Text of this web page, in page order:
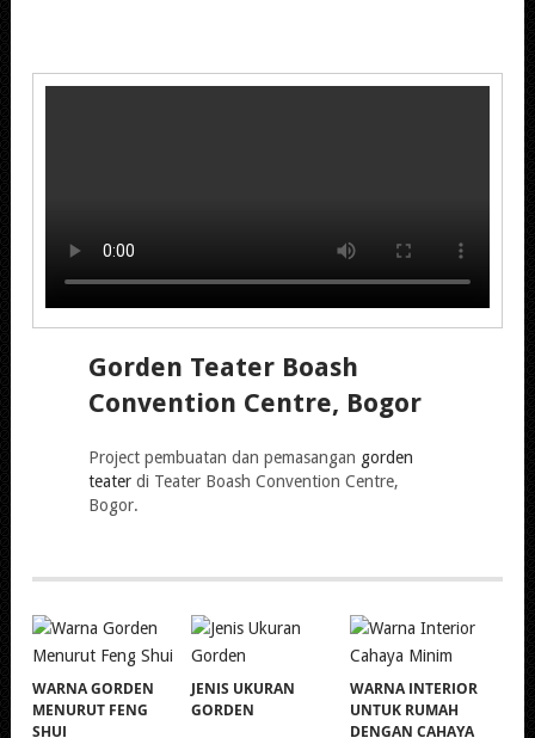
Gorden Teater Boash
Convention Centre, Bogor
Project pembuatan dan pemasangan gorden
teaterdi Teater Boash Convention Centre,
Bogor.
WARNA GORDEN
MENURUT FENG
SHUI
JENIS UKURAN
GORDEN
WARNA INTERIOR
UNTUK RUMAH
DENGAN CAHAYA